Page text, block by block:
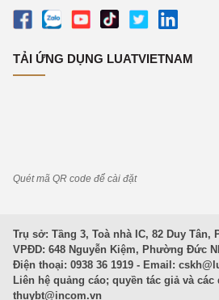
TẢI ỨNG DỤNG LUATVIETNAM
Quét mã QR code để cài đặt
Trụ sở: Tầng 3, Toà nhà IC, 82 Duy Tân,
VPĐD: 648 Nguyễn Kiệm, Phường Đức
Điện thoại: 0938 36 1919 - Email:
Liên hệ quảng cáo; quyền tác giả và các
thuybt@incom.vn